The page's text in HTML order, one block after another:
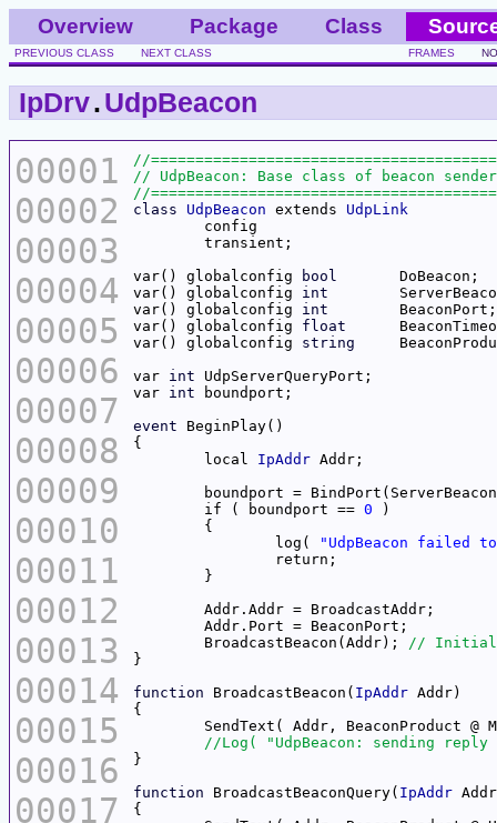
Overview Package Class
PREVIOUS CLASS NEXT CLASS FRAMES
IpDrv.UdpBeacon
00001
00002
00003
00004
00005
00006
00007
00008
00009
00010
00011
00012
00013
00014
00015
00016
00017
class UdpBeacon extends UdpLink
var() globalconfig
bool
var() globalconfig int
var() globalconfig int
var() globalconfig float
var() globalconfig string
var int
var int
event
	local
IpAddr
	if ( boundport ==
0
		log(
"UdpBeacon failed
	BroadcastBeacon(Addr);
function BroadcastBeacon( IpAddr
SendText( Addr, BeaconProduct @
function BroadcastBeaconQuery( IpAddr